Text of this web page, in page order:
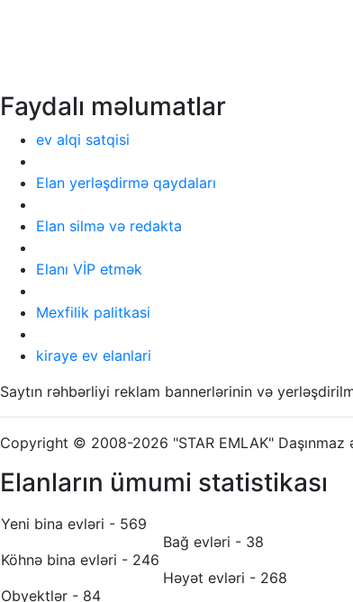
Faydalı məlumatlar
ev alqi satqisi
Elan yerləşdirmə qaydaları
Elan silmə və redakta
Elanı VİP etmək
Mexfilik palitkasi
kiraye ev elanlari
Saytın rəhbərliyi reklam bannerlərinin və
Copyright © 2008-2026 "STAR EMLAK" Daşınmaz
Elanların ümumi statistikası
Yeni bina evləri - 569
Köhnə bina evləri - 246
Obyektlər - 84
Bağ evləri - 38
Həyət evləri - 268